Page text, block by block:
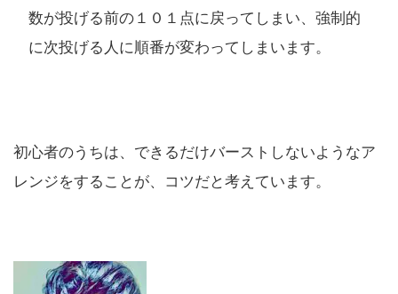
数が投げる前の１０１点に戻ってしまい、強制的
に次投げる人に順番が変わってしまいます。
初心者のうちは、できるだけバーストしないようなア
レンジをすることが、コツだと考えています。